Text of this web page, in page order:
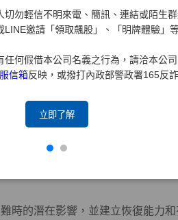
切勿輕信不明來電、簡訊、連結或陌生
邀請「領取飆股」、「明牌體驗」等
任何假借本公司名義之行為，請洽本公
信箱反映，或撥打內政部警政署165反
立即了解
資訊安全管理之最高決策單位，元
管理制度及訂定相關資訊安全管
及可用性。資訊安全政策以維護
續運作，以達企業永續經營」為
全長，且設置跨部門之「資訊安全
項之協調及研議，每年將資訊安全
時的潛在影響，並建立恢復能力